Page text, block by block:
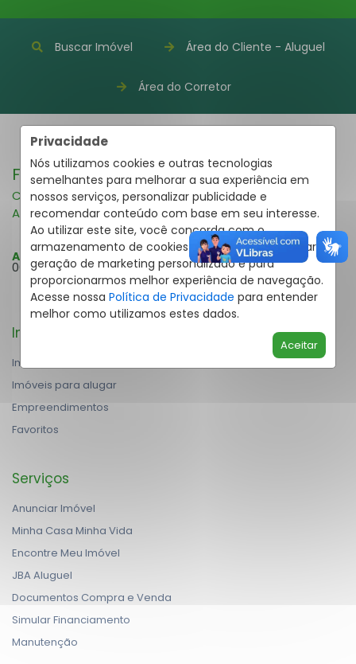
Privacidade
Nós utilizamos cookies e outras tecnologias
semelhantes para melhorar a sua experiência em
nossos serviços, personalizar publicidade e
recomendar conteúdo com base em seu interesse.
Ao utilizar este site, você concorda com o
armazenamento de cookies em seu dispositivo para
geração de marketing personalizado e para
proporcionarmos melhor experiência de navegação.
Acesse nossa Política de Privacidade para entender
melhor como utilizamos estes dados.
Aceitar
Buscar Imóvel Área do Cliente - Aluguel
Área do Corretor
Fale pelo WhatsApp
Compra e Venda
Aluguel
41 3995-2591
Atendimento Online: Segunda a Domingo: 08h30 às
00h
Imóveis
Imóveis à venda
Imóveis para alugar
Empreendimentos
Favoritos
Serviços
Anunciar Imóvel
Minha Casa Minha Vida
Encontre Meu Imóvel
JBA Aluguel
Documentos Compra e Venda
Simular Financiamento
Manutenção